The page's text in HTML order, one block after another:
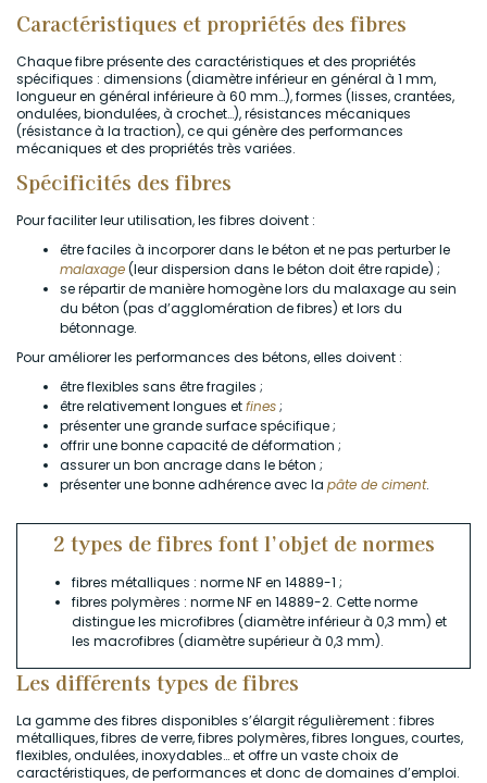
Caractéristiques et propriétés des fibres
Chaque fibre présente des caractéristiques et des propriétés
spécifiques : dimensions (diamètre inférieur en général à 1 mm,
longueur en général inférieure à 60 mm…), formes (lisses, crantées,
ondulées, biondulées, à crochet…), résistances mécaniques
(résistance à la traction), ce qui génère des performances
mécaniques et des propriétés très variées.
Spécificités des fibres
Pour faciliter leur utilisation, les fibres doivent :
être faciles à incorporer dans le béton et ne pas perturber le
malaxage(leur dispersion dans le béton doit être rapide) ;
se répartir de manière homogène lors du malaxage au sein
du béton (pas d’agglomération de fibres) et lors du
bétonnage.
Pour améliorer les performances des bétons, elles doivent :
être flexibles sans être fragiles ;
être relativement longues etfines;
présenter une grande surface spécifique ;
offrir une bonne capacité de déformation ;
assurer un bon ancrage dans le béton ;
présenter une bonne adhérence avec la pâte de ciment.
2 types de fibres font l’objet de normes
fibres métalliques : norme NF en 14889-1 ;
fibres polymères : norme NF en 14889-2. Cette norme
distingue les microfibres (diamètre inférieur à 0,3 mm) et
les macrofibres (diamètre supérieur à 0,3 mm).
Les différents types de fibres
La gamme des fibres disponibles s’élargit régulièrement : fibres
métalliques, fibres de verre, fibres polymères, fibres longues, courtes,
flexibles, ondulées, inoxydables… et offre un vaste choix de
caractéristiques, de performances et donc de domaines d’emploi.